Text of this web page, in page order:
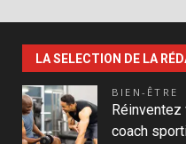
LA SELECTION DE LA
BIEN-ÊTRE
Réinventez
coach